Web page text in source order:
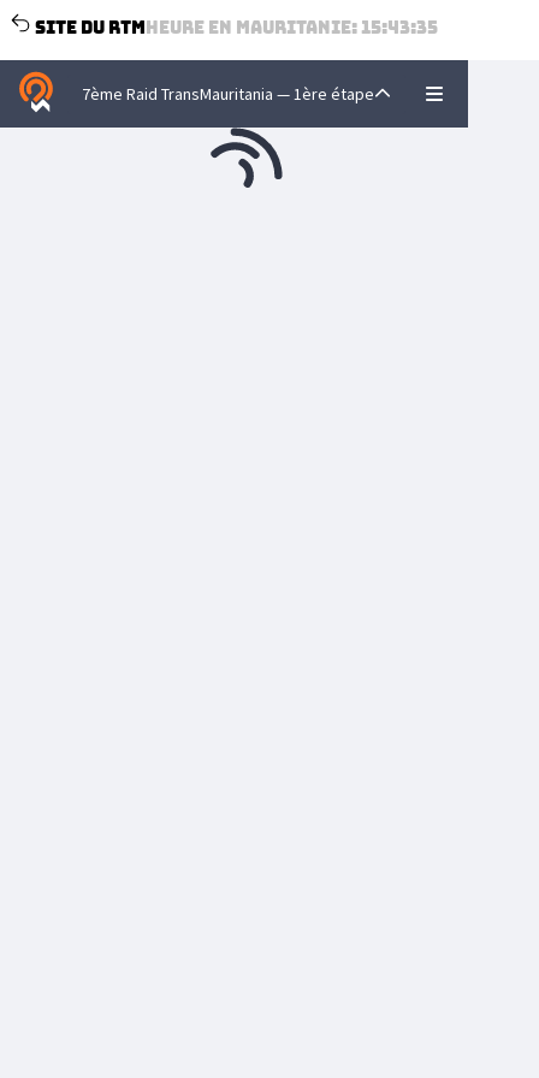
Site du RTM Heure en Mauritanie: 15:43:35